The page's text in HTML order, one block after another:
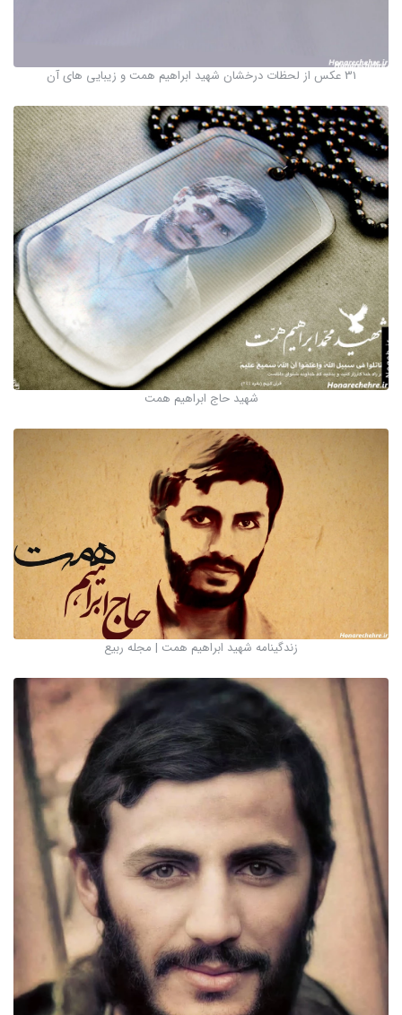
31 عکس از لحظات درخشان شهید ابراهیم همت و زیبایی های آن
شهید حاج ابراهیم همت
زندگینامه شهید ابراهیم همت | مجله ربیع